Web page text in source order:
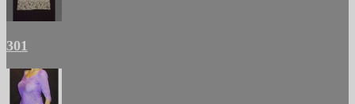
301